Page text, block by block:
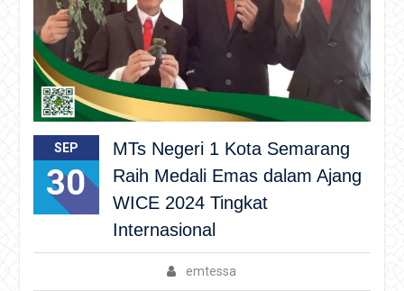
SEP
30
MTs Negeri 1 Kota Semarang
Raih Medali Emas dalam Ajang
WICE 2024 Tingkat
Internasional
emtessa